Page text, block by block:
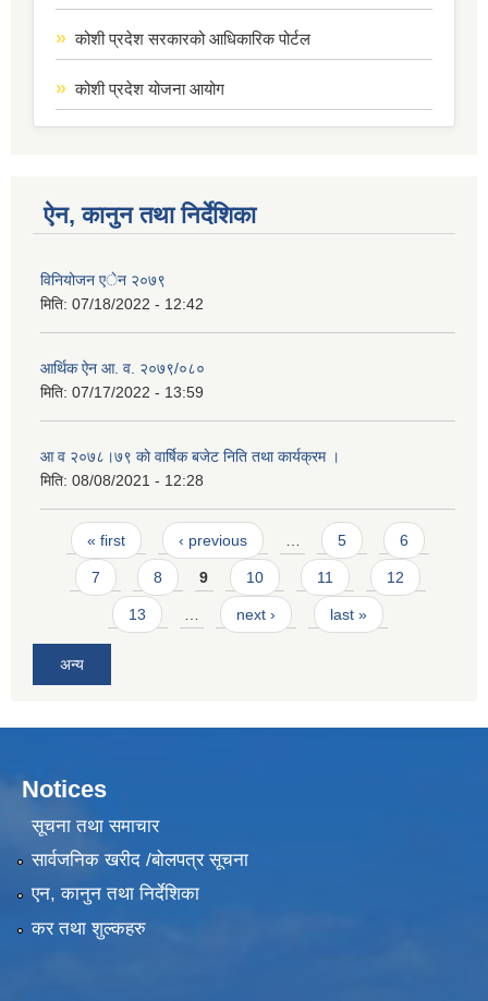
कोशी प्रदेश सरकारको आधिकारिक पोर्टल
कोशी प्रदेश योजना आयोग
ऐन, कानुन तथा निर्देशिका
विनियोजन एेन २०७९
मिति: 07/18/2022 - 12:42
आर्थिक ऐन आ. व. २०७९/०८०
मिति: 07/17/2022 - 13:59
आ व २०७८।७९ काे वार्षिक बजेट निति तथा कार्यक्रम ।
मिति: 08/08/2021 - 12:28
Pages
« first ‹ previous 5 6
7 8 9 10 11 12
13 next › last »
अन्य
Notices
सूचना तथा समाचार
सार्वजनिक खरीद /बोलपत्र सूचना
एन, कानुन तथा निर्देशिका
कर तथा शुल्कहरु